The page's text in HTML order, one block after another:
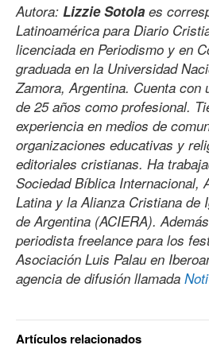
Autora: Lizzie Sotola es
Latinoamérica para Diario
licenciada en Periodismo y en
graduada en la Universidad
Zamora, Argentina. Cuenta con
de 25 años como profesional.
experiencia en medios de
organizaciones educativas y
editoriales cristianas. Ha
Sociedad Bíblica Internacional,
Latina y la Alianza Cristiana de
de Argentina (ACIERA).
periodista freelance para los
Asociación Luis Palau en
agencia de difusión llamada
Artículos relacionados